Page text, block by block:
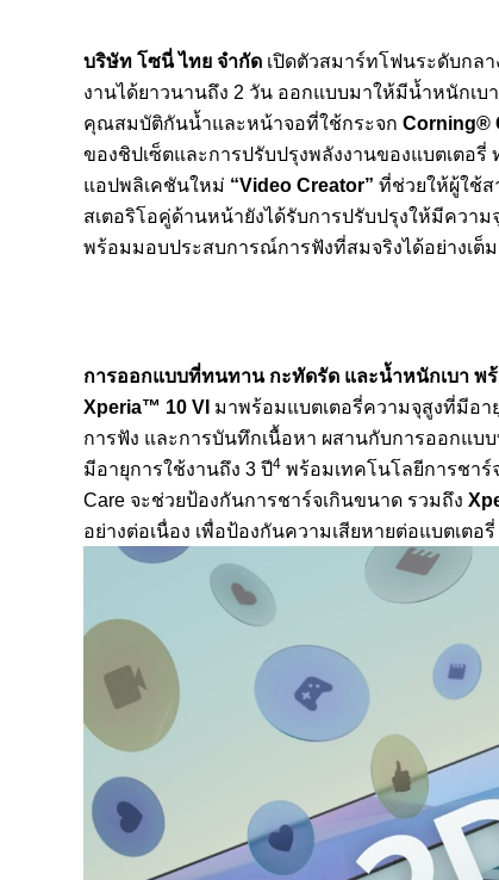
บริษัท โซนี่ ไทย จำกัด เปิดตัวสมาร์ทโฟนระดับกล
งานได้ยาวนานถึง 2 วัน ออกแบบมาให้มีน้ำหนักเบ
คุณสมบัติกันน้ำและหน้าจอที่ใช้กระจก Corning®
ของชิปเซ็ตและการปรับปรุงพลังงานของแบตเตอรี่
แอปพลิเคชันใหม่ “Video Creator” ที่ช่วยให้ผู้ใช้ส
สเตอริโอคู่ด้านหน้ายังได้รับการปรับปรุงให้มีควา
พร้อมมอบประสบการณ์การฟังที่สมจริงได้อย่างเต็
การออกแบบที่ทนทาน กะทัดรัด และน้ำหนักเบา พ
Xperia™ 10 VI มาพร้อมแบตเตอรี่ความจุสูงที่มีอ
การฟัง และการบันทึกเนื้อหา ผสานกับการออกแบ
มีอายุการใช้งานถึง 3 ปี4 พร้อมเทคโนโลยีการชาร์
Care จะช่วยป้องกันการชาร์จเกินขนาด รวมถึง
อย่างต่อเนื่อง เพื่อป้องกันความเสียหายต่อแบตเตอ